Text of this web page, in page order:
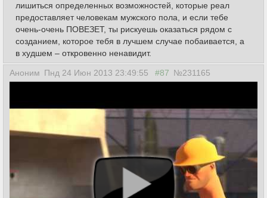
лишиться определенных возможностей, которые реал
предоставляет человекам мужского пола, и если тебе
очень-очень ПОВЕЗЕТ, ты рискуешь оказаться рядом с
созданием, которое тебя в лучшем случае побаивается, а
в худшем – откровенно ненавидит.
Аноним Пнд 24 Июн 2013 23:49:55 #87 №231165